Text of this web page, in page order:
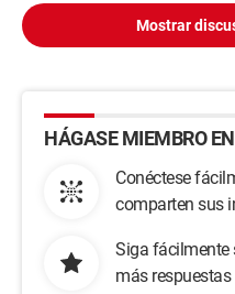
Mostrar
HÁGASE MIEMBRO
Conéctese
comparten sus
Siga fácilmente
más respuestas